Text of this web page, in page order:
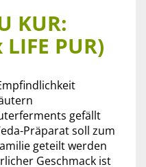
KUR:
LIFE PUR)
gefällt
Präparat soll zum
geteilt werden
Geschmack ist